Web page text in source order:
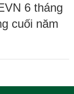
6 tháng
cuối năm